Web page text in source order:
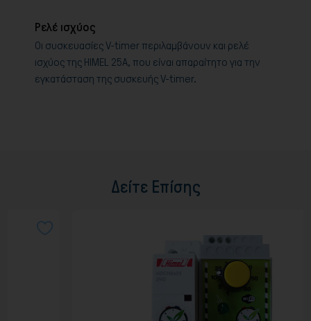
Ρελέ ισχύος
Οι συσκευασίες V-timer περιλαμβάνουν και ρελέ
ισχύος της HIMEL 25Α, που είναι απαραίτητο για την
εγκατάσταση της συσκευής V-timer.
Δείτε Επίσης